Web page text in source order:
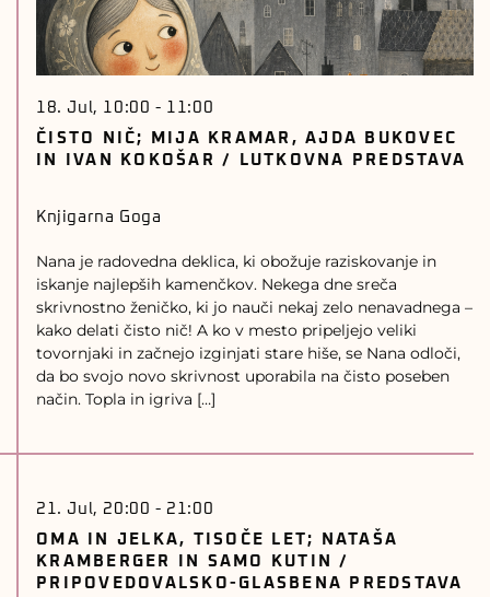
ČISTO NIČ; MIJA KRAMAR, AJDA BUKOVEC
IN IVAN KOKOŠAR / LUTKOVNA PREDSTAVA
18. Jul, 10:00 - 11:00
Knjigarna Goga
Nana je radovedna deklica, ki obožuje raziskovanje in
iskanje najlepših kamenčkov. Nekega dne sreča
skrivnostno ženičko, ki jo nauči nekaj zelo nenavadnega –
kako delati čisto nič! A ko v mesto pripeljejo veliki
tovornjaki in začnejo izginjati stare hiše, se Nana odloči,
da bo svojo novo skrivnost uporabila na čisto poseben
način. Topla in igriva […]
OMA IN JELKA, TISOČE LET; NATAŠA
KRAMBERGER IN SAMO KUTIN /
PRIPOVEDOVALSKO-GLASBENA PREDSTAVA
21. Jul, 20:00 - 21:00